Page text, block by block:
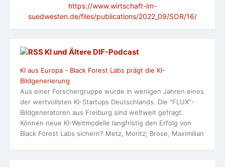
https://www.wirtschaft-im-
suedwesten.de/files/publications/2022_09/SOR/16/
KI und Ältere DlF-Podcast
KI aus Europa - Black Forest Labs prägt die KI-
Bildgenerierung
Aus einer Forschergruppe wurde in wenigen Jahren eines
der wertvollsten KI-Startups Deutschlands. Die "FLUX"-
Bildgeneratoren aus Freiburg sind weltweit gefragt.
Können neue KI-Weltmodelle langfristig den Erfolg von
Black Forest Labs sichern? Metz, Moritz; Brose, Maximilian